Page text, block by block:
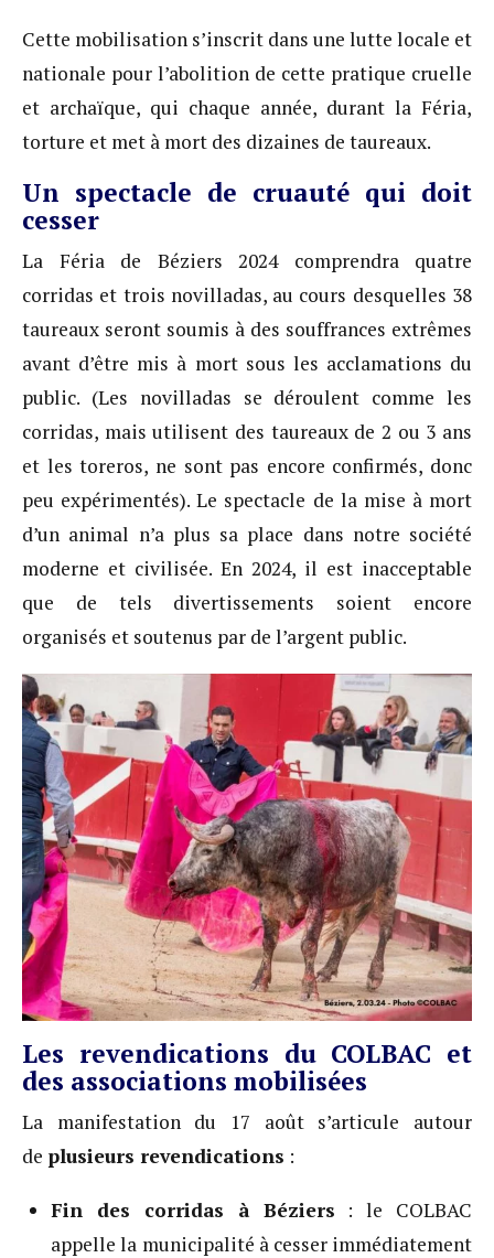
Cette mobilisation s’inscrit dans une lutte locale et
nationale pour l’abolition de cette pratique cruelle
et archaïque, qui chaque année, durant la Féria,
torture et met à mort des dizaines de taureaux.
Un spectacle de cruauté qui doit
cesser
La Féria de Béziers 2024 comprendra quatre
corridas et trois novilladas, au cours desquelles 38
taureaux seront soumis à des souffrances extrêmes
avant d’être mis à mort sous les acclamations du
public. (Les novilladas se déroulent comme les
corridas, mais utilisent des taureaux de 2 ou 3 ans
et les toreros, ne sont pas encore confirmés, donc
peu expérimentés). Le spectacle de la mise à mort
d’un animal n’a plus sa place dans notre société
moderne et civilisée. En 2024, il est inacceptable
que de tels divertissements soient encore
organisés et soutenus par de l’argent public.
Les revendications du COLBAC et
des associations mobilisées
La manifestation du 17 août s’articule autour
de plusieurs revendications :
Fin des corridas à Béziers : le COLBAC
appelle la municipalité à cesser immédiatement